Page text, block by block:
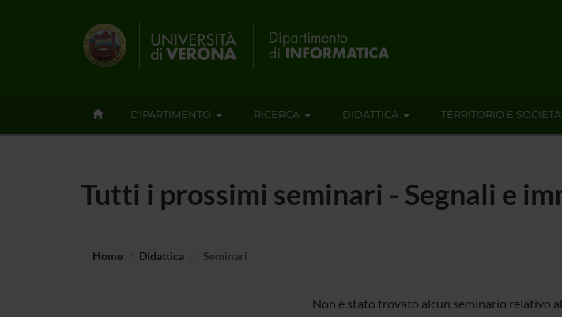
DIPARTIMENTO RICERCA DIDATTICA TERRITORIO E SOCIETÀ
Tutti i prossimi seminari - Segnali e
Home Didattica Seminari
Non è stato trovato alcun seminario relativo